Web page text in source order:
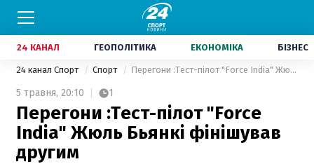
24 КАНАЛ ГЕОПОЛІТИКА ЕКОНОМІКА БІЗНЕС
24 канал Спорт Спорт Перегони :Тест-пілот "Force India" Жюль Бьянкі фінішував другим
5 травня, 20:10 1
Перегони :Тест-пілот "Force
India" Жюль Бьянкі фінішував
другим